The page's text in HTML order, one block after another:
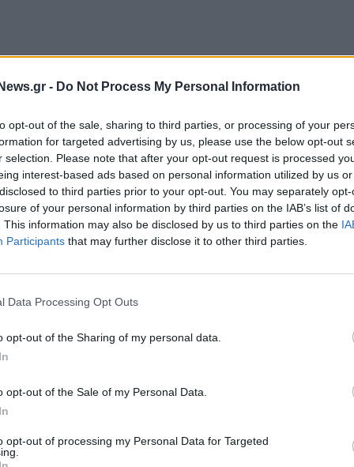
- Do Not Process My Personal Information
opt-out of the sale, sharing to third parties, or processing of your
for targeted advertising by us, please use the below opt-out
selection. Please note that after your opt-out request is processed
interest-based ads based on personal information utilized by us
to third parties prior to your opt-out. You may separately
of your personal information by third parties on the IAB’s list of
This information may also be disclosed by us to third parties on the
Participants that may further disclose it to other third parties.
Data Processing Opt Outs
opt-out of the Sharing of my personal data.
opt-out of the Sale of my Personal Data.
opt-out of processing my Personal Data for Targeted
«κόκκινο», εφαρμόζεται το Σχέδιο δράσεων
λόγω δασικών πυρκαγιών, σύμφωνα με το
μέτρου της προληπτικής απαγόρευσης της
σε εθνικούς δρυμούς, δάση και «ευπαθείς»
να είναι ιδιαίτερα προσεκτικοί και σε
να ακολουθούν τις υποδείξεις των αρμόδιων
κατά τις πρώτες πρωινές ώρες χθες
Αλεξανδρούπολης, σύμφωνα με την
επιχειρούν 16 αεροσκάφη και 7
τους. Συνδρομή παρέχουν
καθώς και υδροφόρες και μηχανήματα